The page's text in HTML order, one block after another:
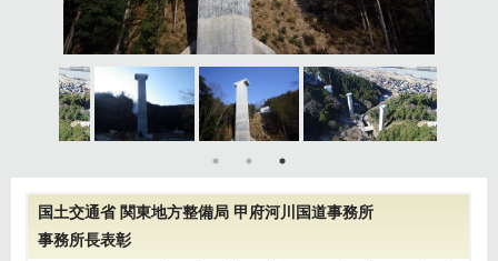
国土交通省 関東地方整備局 甲府河川国道事務所
事務所長表彰